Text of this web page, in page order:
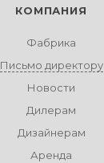
КОМПАНИЯ
Фабрика
Письмо директору
Новости
Дилерам
Дизайнерам
Аренда